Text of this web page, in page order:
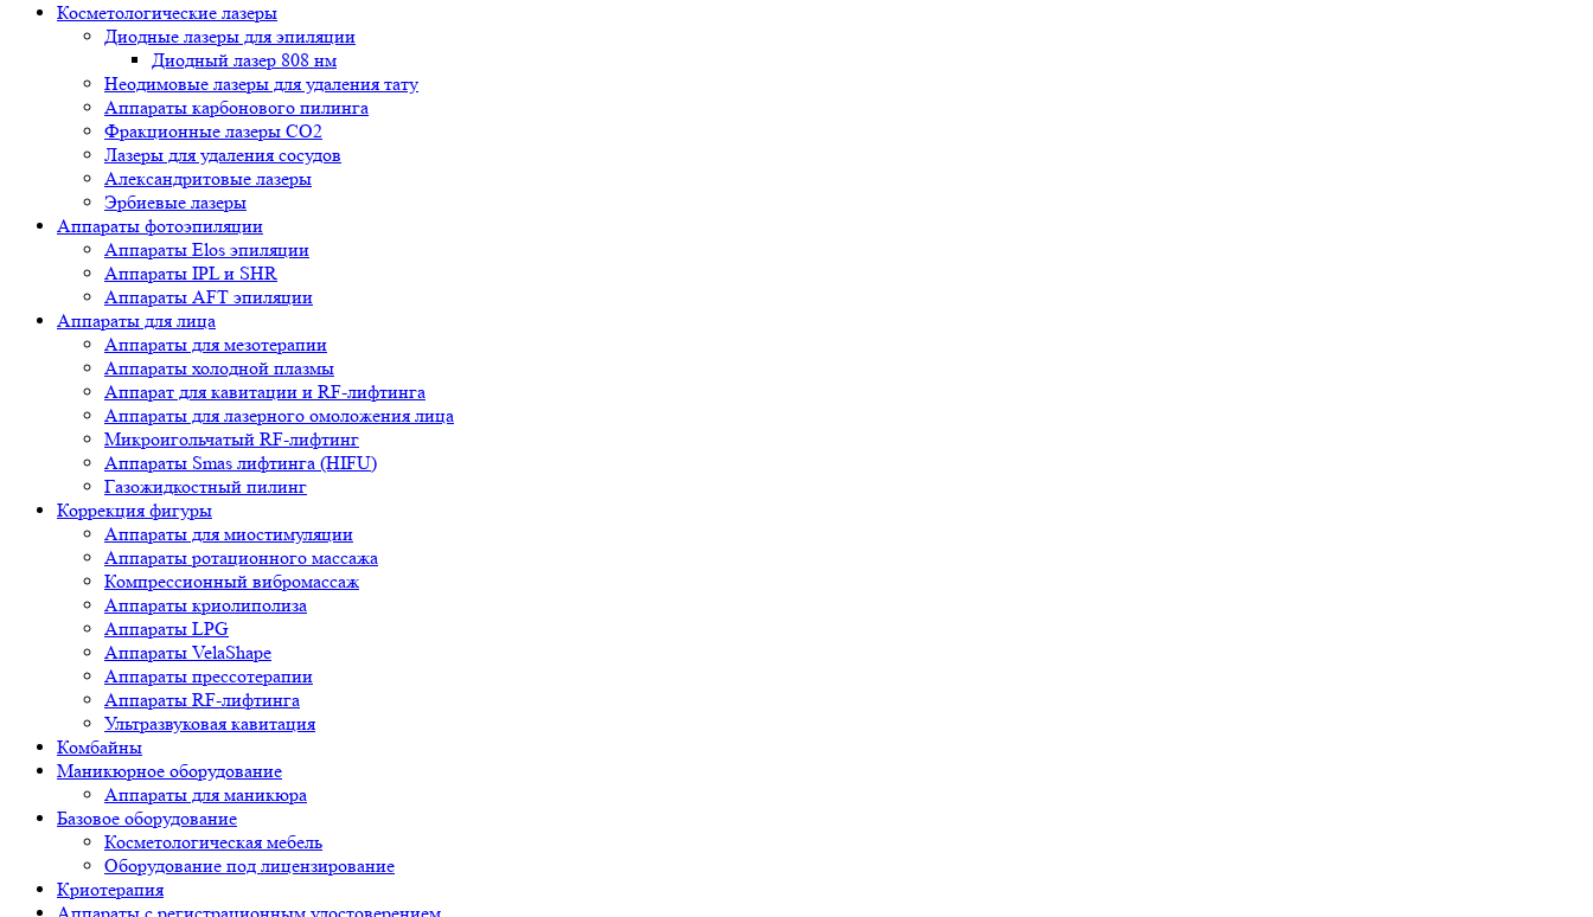
Косметологические лазеры
Диодные лазеры для эпиляции
Диодный лазер 808 нм
Неодимовые лазеры для удаления тату
Аппараты карбонового пилинга
Фракционные лазеры CO2
Лазеры для удаления сосудов
Александритовые лазеры
Эрбиевые лазеры
Аппараты фотоэпиляции
Аппараты Elos эпиляции
Аппараты IPL и SHR
Аппараты AFT эпиляции
Аппараты для лица
Аппараты для мезотерапии
Аппараты холодной плазмы
Аппарат для кавитации и RF-лифтинга
Аппараты для лазерного омоложения лица
Микроигольчатый RF-лифтинг
Аппараты Smas лифтинга (HIFU)
Газожидкостный пилинг
Коррекция фигуры
Аппараты для миостимуляции
Аппараты ротационного массажа
Компрессионный вибромассаж
Аппараты криолиполиза
Аппараты LPG
Аппараты VelaShape
Аппараты прессотерапии
Аппараты RF-лифтинга
Ультразвуковая кавитация
Комбайны
Маникюрное оборудование
Аппараты для маникюра
Базовое оборудование
Косметологическая мебель
Оборудование под лицензирование
Криотерапия